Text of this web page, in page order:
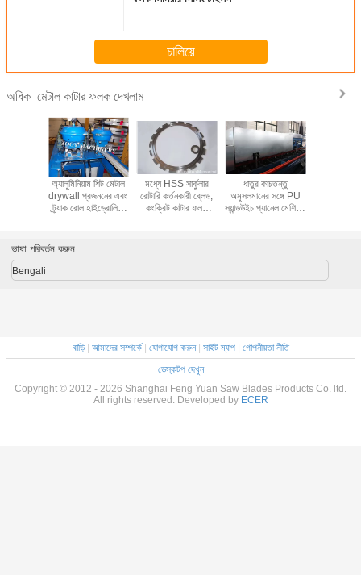
চালিয়ে
অধিক মেটাল কাটার ফলক দেখলাম
অ্যালুমিনিয়াম শিট মেটাল
drywall প্রজননের এবং
ট্র্যাক রোল হাইড্রোলিক
মধ্যে HSS সার্কুলার
রোটারি কর্তনকারী ব্লেড,
কংক্রিট কাটার ফলক
ধাতুর কাচতন্তু
অমুসলমানের সঙ্গে PU
স্যান্ডউইচ প্যানেল মেশিন -
ভাষা পরিবর্তন করুন
Bengali
বাড়ি| আমাদের সম্পর্কে| যোগাযোগ করুন| সাইট ম্যাপ| গোপনীয়তা নীতি
ডেস্কটপ দেখুন
Copyright © 2012 - 2026 Shanghai Feng Yuan Saw Blades Products Co. ltd.
All rights reserved. Developed by ECER